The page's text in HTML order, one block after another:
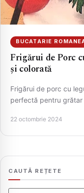
BUCATARIE
Frigărui de Porc
și colorată
Frigărui de porc cu
perfectă pentru grătar
22 octombrie 2024
CAUTĂ REȚETE